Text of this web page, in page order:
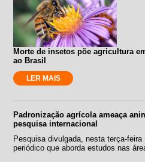
Morte de insetos põe agricultura
ao Brasil
LER MAIS
Padronização agrícola ameaça
pesquisa internacional
Pesquisa divulgada, nesta terça-
periódico que aborda estudos nas